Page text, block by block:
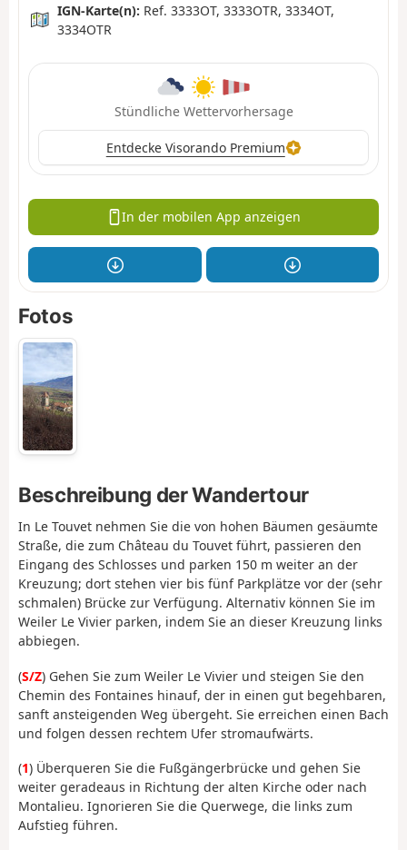
IGN-Karte(n): Ref. 3333OT, 3333OTR, 3334OT,
3334OTR
Stündliche Wettervorhersage
Entdecke Visorando Premium
In der mobilen App anzeigen
Fotos
Beschreibung der Wandertour
In Le Touvet nehmen Sie die von hohen Bäumen gesäumte
Straße, die zum Château du Touvet führt, passieren den
Eingang des Schlosses und parken 150 m weiter an der
Kreuzung; dort stehen vier bis fünf Parkplätze vor der (sehr
schmalen) Brücke zur Verfügung. Alternativ können Sie im
Weiler Le Vivier parken, indem Sie an dieser Kreuzung links
abbiegen.
(S/Z) Gehen Sie zum Weiler Le Vivier und steigen Sie den
Chemin des Fontaines hinauf, der in einen gut begehbaren,
sanft ansteigenden Weg übergeht. Sie erreichen einen Bach
und folgen dessen rechtem Ufer stromaufwärts.
(1) Überqueren Sie die Fußgängerbrücke und gehen Sie
weiter geradeaus in Richtung der alten Kirche oder nach
Montalieu. Ignorieren Sie die Querwege, die links zum
Aufstieg führen.